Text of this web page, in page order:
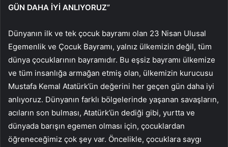
GÜN DAHA İYİ ANLIYORUZ”
Dünyanın ilk ve tek çocuk bayramı olan 23 Nisan Ulusal
Egemenlik ve Çocuk Bayramı, yalnız ülkemizin değil, tüm
dünya çocuklarının bayramıdır. Bu eşsiz bayramı ülkemize
ve tüm insanlığa armağan etmiş olan, ülkemizin kurucusu
Mustafa Kemal Atatürk’ün değerini her geçen gün daha iyi
anlıyoruz. Dünyanın farklı bölgelerinde yaşanan savaşların,
acıların son bulması, Atatürk’ün dediği gibi, yurtta ve
dünyada barışın egemen olması için, çocuklardan
öğreneceğimiz çok şey var. Öncelikle, çocuklara saygı